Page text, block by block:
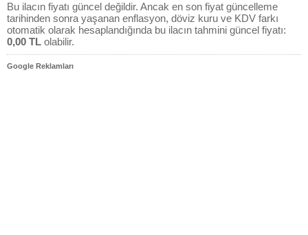
Bu ilacın fiyatı güncel değildir. Ancak en son fiyat güncelleme
tarihinden sonra yaşanan enflasyon, döviz kuru ve KDV farkı
otomatik olarak hesaplandığında bu ilacın tahmini güncel fiyatı:
0,00 TL olabilir.
Google Reklamları